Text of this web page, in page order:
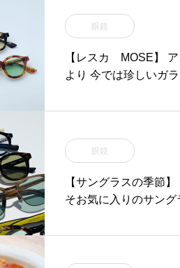
眼鏡
【レスカ MOSE】
より 今では珍しいガ
眼鏡
【サングラスの季節
そお気に入りのサン